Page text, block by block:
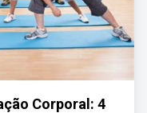
Corporal: 4